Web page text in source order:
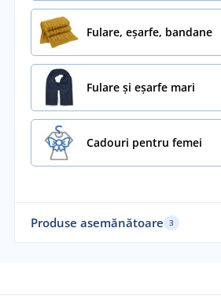
Fulare, eșarfe, bandane
Fulare și eșarfe mari
Cadouri pentru femei
Produse asemănătoare 3